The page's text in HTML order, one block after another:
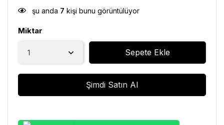
şu anda 7 kişi bunu görüntülüyor
Miktar
Sepete Ekle
Şimdi Satın Al